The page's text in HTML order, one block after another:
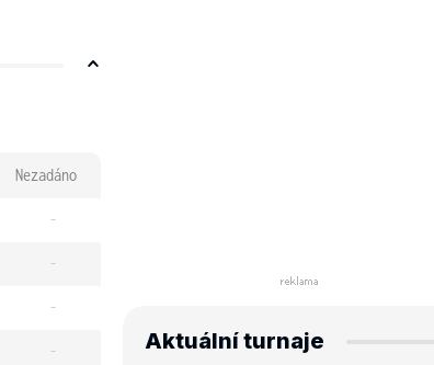
Nezadáno
-
-
-
- Aktuální turnaje